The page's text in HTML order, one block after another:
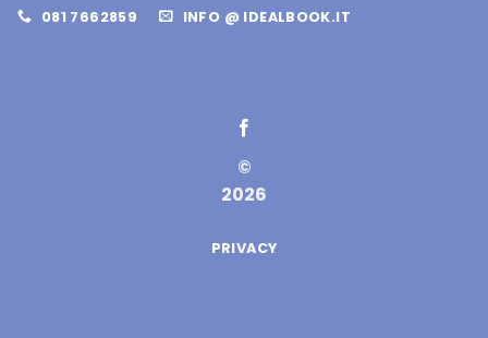
081 7662859 INFO @ IDEALBOOK.IT
©
2026
PRIVACY